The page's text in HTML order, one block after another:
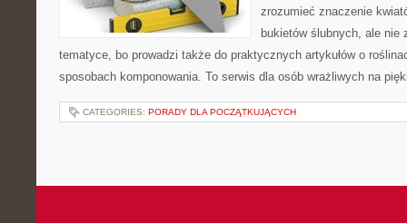
zrozumieć znaczenie
bukietów ślubnych, ale nie
tematyce, bo prowadzi także do praktycznych artykułów o
sposobach komponowania. To serwis dla osób wrażliwych na
CATEGORIES: PORADY DLA POCZĄTKUJĄCYCH